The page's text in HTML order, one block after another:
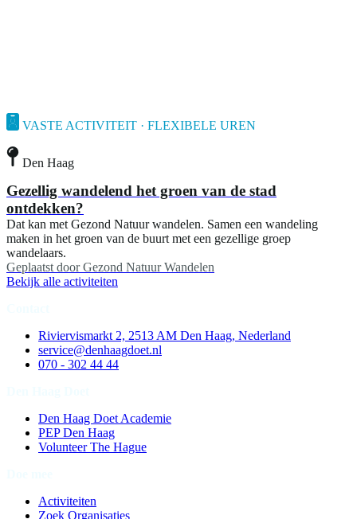
VASTE ACTIVITEIT · FLEXIBELE UREN
Den Haag
Gezellig wandelend het groen van de stad
ontdekken?
Dat kan met Gezond Natuur wandelen. Samen een wandeling
maken in het groen van de buurt met een gezellige groep
wandelaars.
Geplaatst door Gezond Natuur Wandelen
Bekijk alle activiteiten
Riviervismarkt 2, 2513 AM Den Haag, Nederland
service@denhaagdoet.nl
070 - 302 44 44
Den Haag Doet Academie
PEP Den Haag
Volunteer The Hague
Activiteiten
Zoek Organisaties